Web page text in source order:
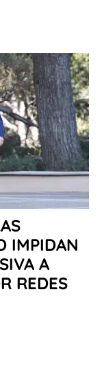
IMPIDAN
A
REDES